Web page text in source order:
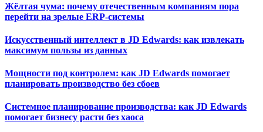
Жёлтая чума: почему отечественным компаниям пора
перейти на зрелые ERP-системы
Искусственный интеллект в JD Edwards: как извлекать
максимум пользы из данных
Мощности под контролем: как JD Edwards помогает
планировать производство без сбоев
Системное планирование производства: как JD Edwards
помогает бизнесу расти без хаоса